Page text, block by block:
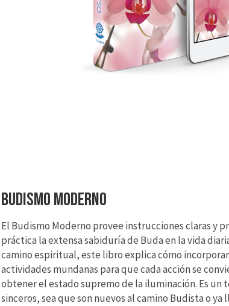
BUDISMO MODERNO
El Budismo Moderno provee instrucciones claras y
práctica la extensa sabiduría de Buda en la vida
camino espiritual, este libro explica cómo
actividades mundanas para que cada acción se
obtener el estado supremo de la iluminación. Es
sinceros, sea que son nuevos al camino Budista o